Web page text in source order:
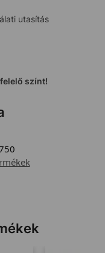
utasítás
színt!